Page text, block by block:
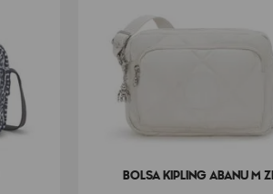
BOLSA KIPLING ABANU M